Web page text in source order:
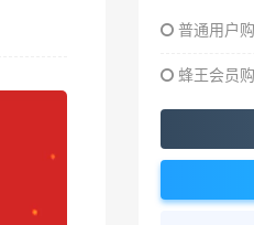
普通用户
蜂王会员